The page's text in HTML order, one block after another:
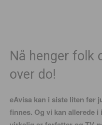
Nå henger folk
over do!
eAvisa kan i siste liten før
finnes. Og vi kan allerede